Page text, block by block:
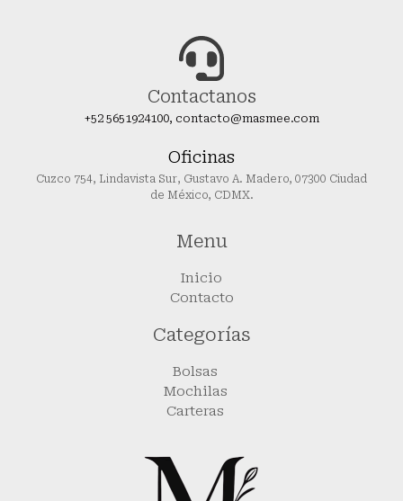
Contactanos
+52 5651924100, contacto@masmee.com
Oficinas
Cuzco 754, Lindavista Sur, Gustavo A. Madero, 07300 Ciudad
de México, CDMX.
Menu
Inicio
Contacto
Categorías
Bolsas
Mochilas
Carteras